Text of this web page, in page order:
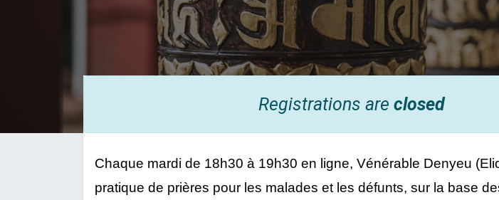
Registrations are closed
Chaque mardi de 18h30 à 19h30 en ligne, Vénérable Denyeu
pratique de prières pour les malades et les défunts, sur la base